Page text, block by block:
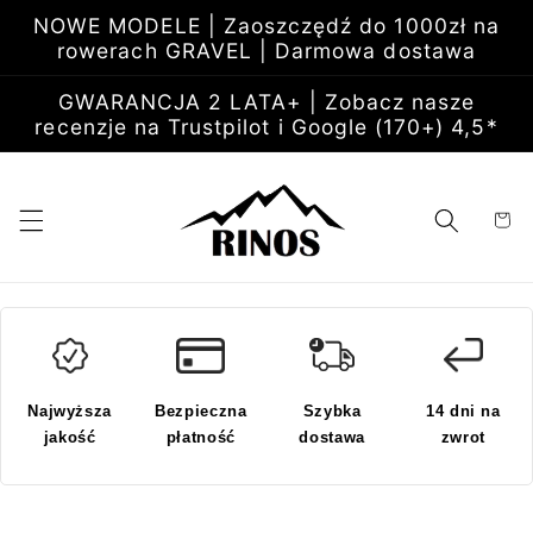
do
treści
NOWE MODELE | Zaoszczędź do 1000zł na
rowerach GRAVEL | Darmowa dostawa
GWARANCJA 2 LATA+ | Zobacz nasze
recenzje na Trustpilot i Google (170+) 4,5*
Koszyk
Najwyższa
jakość
Bezpieczna
płatność
Szybka
dostawa
14 dni na
zwrot